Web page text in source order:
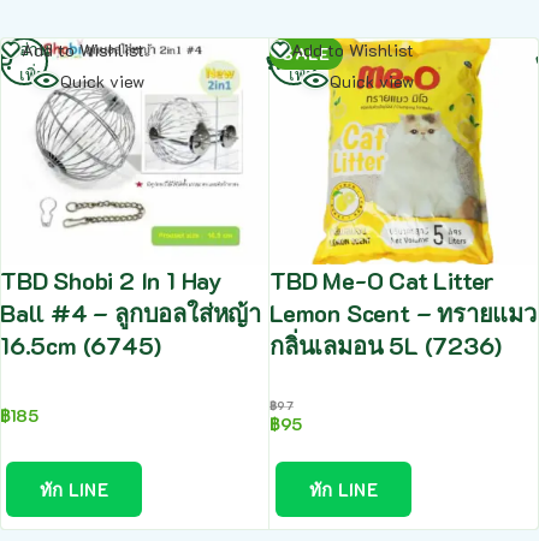
Add to Wishlist
Quick view
TBD Shobi 2 In 1 Hay
Ball #4 – ลูกบอลใส่หญ้า
16.5cm (6745)
฿185
ทัก LINE
อ่าน
เพิ่ม
SALE
Add to Wishlist
Quick view
TBD Me-O Cat Litter
Lemon Scent – ทรายแมว
กลิ่นเลมอน 5L (7236)
฿97
฿95
ทัก LINE
อ่าน
เพิ่ม